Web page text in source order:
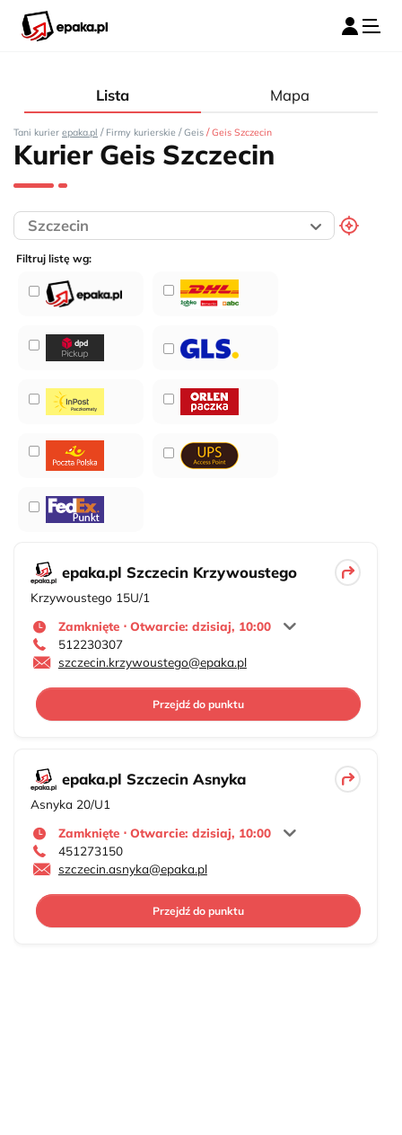
Lista Mapa
Tani kurier epaka.pl / Firmy kurierskie / Geis / Geis Szczecin
Kurier Geis Szczecin
Filtruj listę wg:
epaka.pl Szczecin Krzywoustego
Krzywoustego 15U/1
Zamknięte ⋅ Otwarcie: dzisiaj, 10:00
512230307
szczecin.krzywoustego@epaka.pl
Przejdź do punktu
epaka.pl Szczecin Asnyka
Asnyka 20/U1
Zamknięte ⋅ Otwarcie: dzisiaj, 10:00
451273150
szczecin.asnyka@epaka.pl
Przejdź do punktu